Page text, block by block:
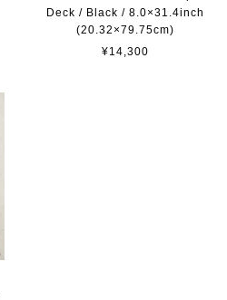
Deck / Black / 8.0×31.4inch
(20.32×79.75cm)
¥14,300